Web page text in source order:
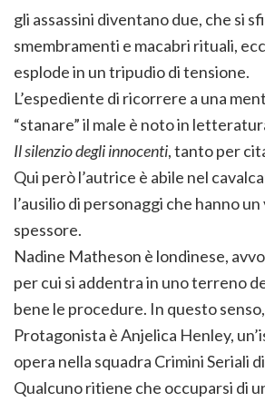
gli assassini diventano due, che si
smembramenti e macabri rituali,
esplode in un tripudio di tensione.
L’espediente di ricorrere a una
“stanare” il male è noto in
Il silenzio degli innocenti, tanto per
Qui però l’autrice è abile nel
l’ausilio di personaggi che hanno
spessore.
Nadine Matheson è londinese,
per cui si addentra in uno terreno
bene le procedure. In questo
Protagonista è Anjelica Henley,
opera nella squadra Crimini Seriali
Qualcuno ritiene che occuparsi di